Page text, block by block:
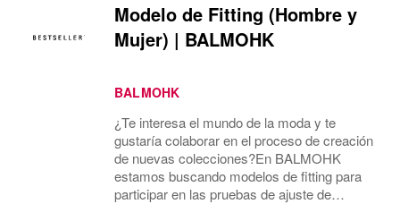
Modelo de Fitting (Hombre y
Mujer) | BALMOHK
BALMOHK
¿Te interesa el mundo de la moda y te
gustaría colaborar en el proceso de creación
de nuevas colecciones?En BALMOHK
estamos buscando modelos de fitting para
participar en las pruebas de ajuste de